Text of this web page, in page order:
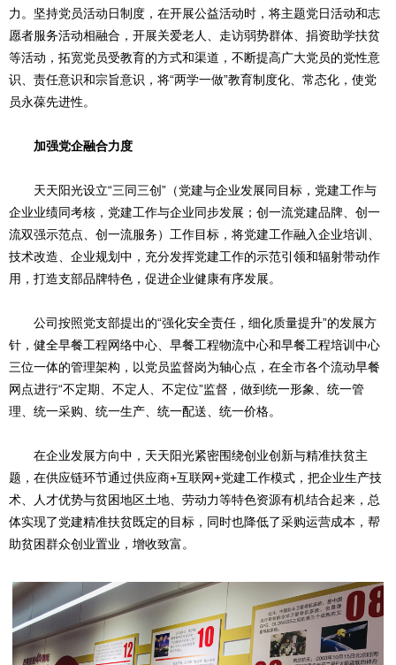
力。坚持党员活动日制度，在开展公益活动时，将主题党日活动和志
愿者服务活动相融合，开展关爱老人、走访弱势群体、捐资助学扶贫
等活动，拓宽党员受教育的方式和渠道，不断提高广大党员的党性意
识、责任意识和宗旨意识，将“两学一做”教育制度化、常态化，使党
员永葆先进性。
加强党企融合力度
天天阳光设立“三同三创”（党建与企业发展同目标，党建工作与
企业业绩同考核，党建工作与企业同步发展；创一流党建品牌、创一
流双强示范点、创一流服务）工作目标，将党建工作融入企业培训、
技术改造、企业规划中，充分发挥党建工作的示范引领和辐射带动作
用，打造支部品牌特色，促进企业健康有序发展。
公司按照党支部提出的“强化安全责任，细化质量提升”的发展方
针，健全早餐工程网络中心、早餐工程物流中心和早餐工程培训中心
三位一体的管理架构，以党员监督岗为轴心点，在全市各个流动早餐
网点进行“不定期、不定人、不定位”监督，做到统一形象、统一管
理、统一采购、统一生产、统一配送、统一价格。
在企业发展方向中，天天阳光紧密围绕创业创新与精准扶贫主
题，在供应链环节通过供应商+互联网+党建工作模式，把企业生产技
术、人才优势与贫困地区土地、劳动力等特色资源有机结合起来，总
体实现了党建精准扶贫既定的目标，同时也降低了采购运营成本，帮
助贫困群众创业置业，增收致富。